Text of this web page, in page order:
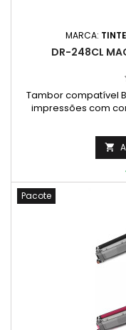
MARCA:
DR-248CL
Tambor compatível
impressões com
Magenta
médio de páginas:
e impressão
consideravelmente

Pacote